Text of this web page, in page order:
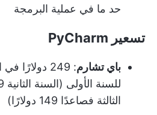
حد ما في عملية البرمجة
تسعير PyCharm
باي تشارم
: 249
الثالثة فصاعدًا 149 دولارًا)